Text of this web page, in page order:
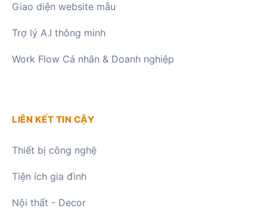
Giao diện website mẫu
Trợ lý A.I thông minh
Work Flow Cá nhân & Doanh nghiệp
LIÊN KẾT TIN CẬY
Thiết bị công nghệ
Tiện ích gia đình
Nội thất - Decor